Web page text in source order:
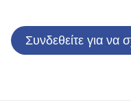
Συνδεθείτε για να